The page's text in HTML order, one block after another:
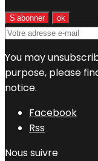
You may
purpose, please
notice.
Facebook
Rss
Nous suivre